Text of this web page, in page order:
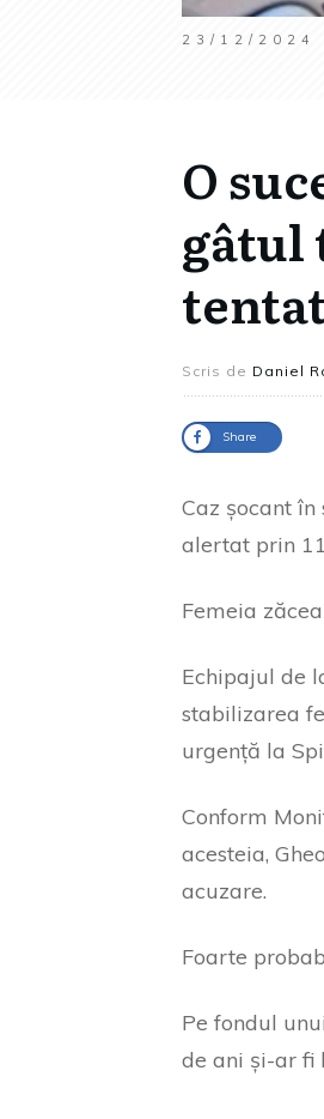
23/12/2024
O
gâtul
Scris de Daniel
Share
Caz șocant
alertat prin
Femeia
Echipajul de
stabilizarea
urgență la
Conform
acesteia,
acuzare.
Foarte
Pe fondul
de ani și-ar fi